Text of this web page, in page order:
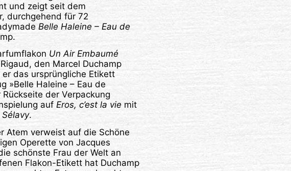
und zeigt seit dem
durchgehend für 72
Belle Haleine – Eau de
Un Air Embaumé
den Marcel Duchamp
er das ursprüngliche Etikett
»Belle Haleine – Eau de
der Verpackung
auf Eros, c’est la vie mit
Sélavy.
Atem verweist auf die Schöne
Operette von Jacques
schönste Frau der Welt an
Flakon-Etikett hat Duchamp